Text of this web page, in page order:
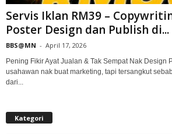
Servis Iklan RM39 –
Poster Design dan Publish di...
BBS@MN - April 17, 2026
Pening Fikir Ayat Jualan & Tak Sempat Nak Design
usahawan nak buat marketing, tapi tersangkut
dari...
Kategori